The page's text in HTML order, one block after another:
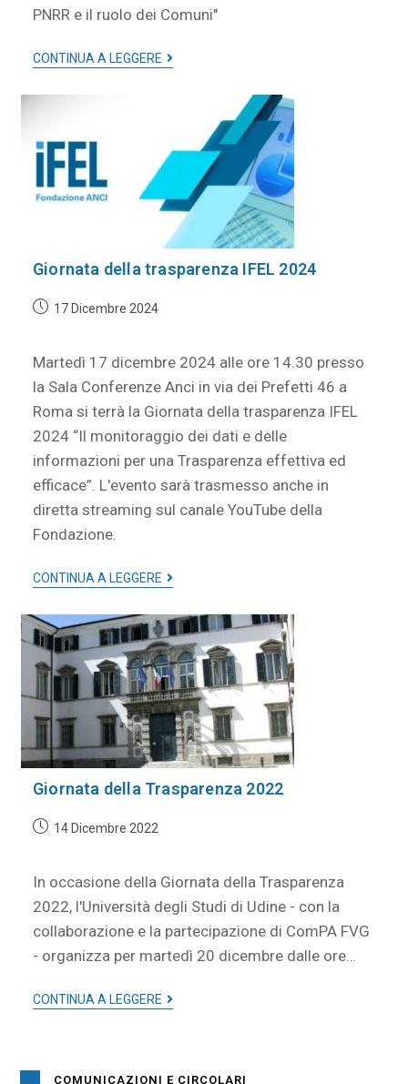
PNRR e il ruolo dei Comuni"
CONTINUA A LEGGERE
Giornata della trasparenza IFEL 2024
17 Dicembre 2024
Martedì 17 dicembre 2024 alle ore 14.30 presso
la Sala Conferenze Anci in via dei Prefetti 46 a
Roma si terrà la Giornata della trasparenza IFEL
2024 “Il monitoraggio dei dati e delle
informazioni per una Trasparenza effettiva ed
efficace”. L'evento sarà trasmesso anche in
diretta streaming sul canale YouTube della
Fondazione.
CONTINUA A LEGGERE
Giornata della Trasparenza 2022
14 Dicembre 2022
In occasione della Giornata della Trasparenza
2022, l'Università degli Studi di Udine - con la
collaborazione e la partecipazione di ComPA FVG
- organizza per martedì 20 dicembre dalle ore…
CONTINUA A LEGGERE
COMUNICAZIONI E CIRCOLARI